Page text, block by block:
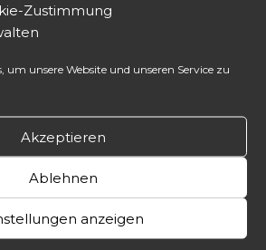
Zustimmung
um unsere Website und unseren Service zu
Akzeptieren
Ablehnen
anzeigen
geschätzte Kollegin
AG beruft Bank-
Mathias Heinke in den